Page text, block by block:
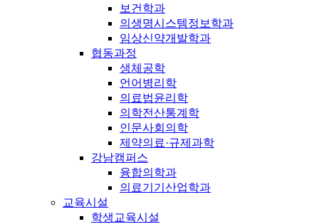
보건학과
의생명시스템정보학과
임상신약개발학과
협동과정
생체공학
언어병리학
의료법윤리학
의학전산통계학
인문사회의학
제약의료·규제과학
강남캠퍼스
융합의학과
의료기기산업학과
교육시설
학생교육시설